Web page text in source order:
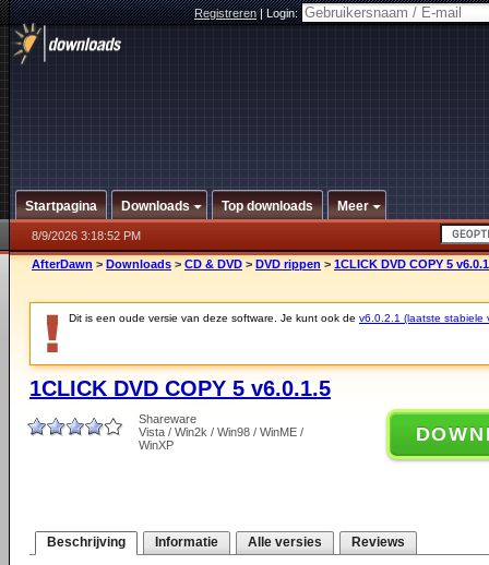
Registreren|Login:
Startpagina Downloads Top downloads Meer
8/9/2026 3:18:52 PM
AfterDawn > Downloads > CD & DVD > DVD rippen > 1CLICK DVD COPY 5
Dit is een oude versie van deze software. Je kunt ook de v6.0.2.1 (laatste stabiele
1CLICK DVD COPY 5 v6.0.1.5
Shareware
Vista / Win2k / Win98 / WinME /
WinXP
Beschrijving Informatie Alle versies Reviews